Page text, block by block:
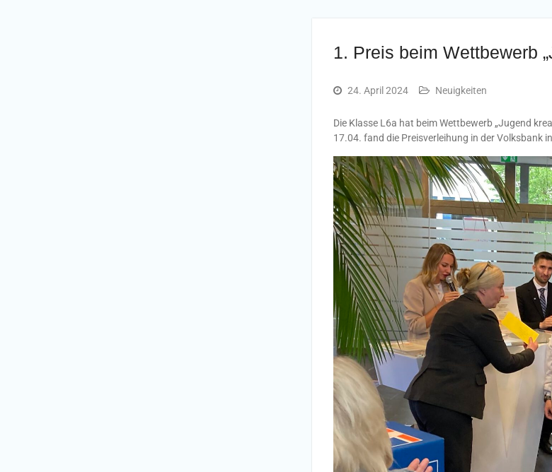
1. Preis beim Wettbewerb
24. April 2024 Neuigkeiten
Die Klasse L6a hat beim Wettbewerb „Jugend
17.04. fand die Preisverleihung in der Volksbank